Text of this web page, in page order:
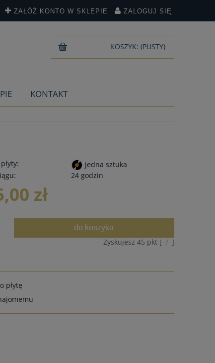
ZAŁÓŻ KONTO W SKLEPIE ZALOGUJ SIĘ
KOSZYK: (PUSTY)
KONTAKT
jedna sztuka
24 godzin
zł
do koszyka
Zyskujesz 45 pkt [ ? ]
płytę